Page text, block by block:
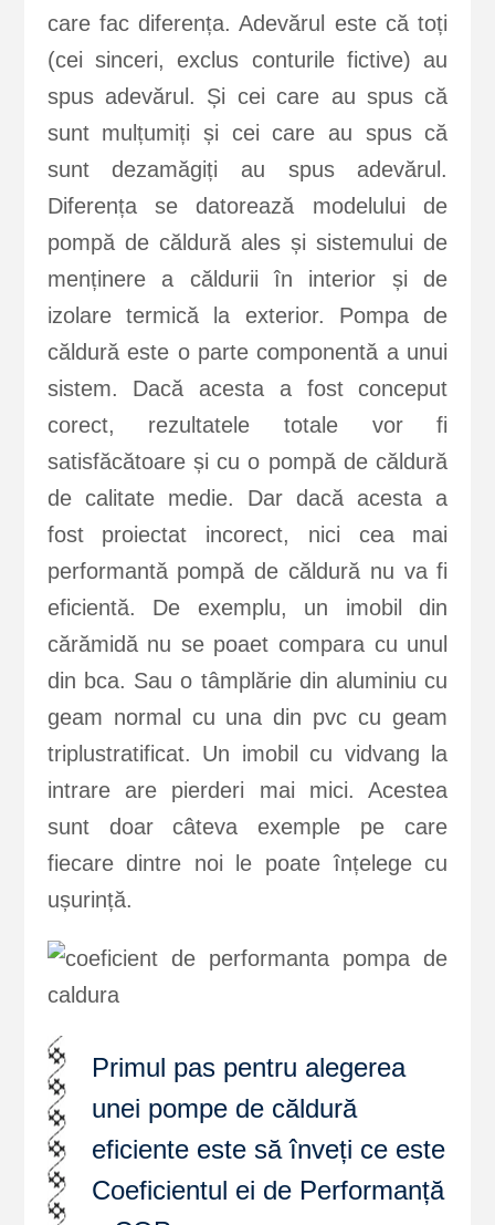
care fac diferența. Adevărul este că toți
(cei sinceri, exclus conturile fictive) au
spus adevărul. Și cei care au spus că
sunt mulțumiți și cei care au spus că
sunt dezamăgiți au spus adevărul.
Diferența se datorează modelului de
pompă de căldură ales și sistemului de
menținere a căldurii în interior și de
izolare termică la exterior. Pompa de
căldură este o parte componentă a unui
sistem. Dacă acesta a fost conceput
corect, rezultatele totale vor fi
satisfăcătoare și cu o pompă de căldură
de calitate medie. Dar dacă acesta a
fost proiectat incorect, nici cea mai
performantă pompă de căldură nu va fi
eficientă. De exemplu, un imobil din
cărămidă nu se poaet compara cu unul
din bca. Sau o tâmplărie din aluminiu cu
geam normal cu una din pvc cu geam
triplustratificat. Un imobil cu vidvang la
intrare are pierderi mai mici. Acestea
sunt doar câteva exemple pe care
fiecare dintre noi le poate înțelege cu
ușurință.
Primul pas pentru alegerea
unei pompe de căldură
eficiente este să înveți ce este
Coeficientul ei de Performanță